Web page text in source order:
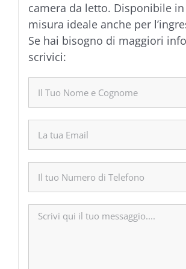
camera da letto. Disponibile in
misura ideale anche per
Se hai bisogno di maggiori
scrivici: